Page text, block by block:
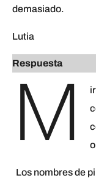
demasiado.
Lutia
Respuesta
M
Los nombres de